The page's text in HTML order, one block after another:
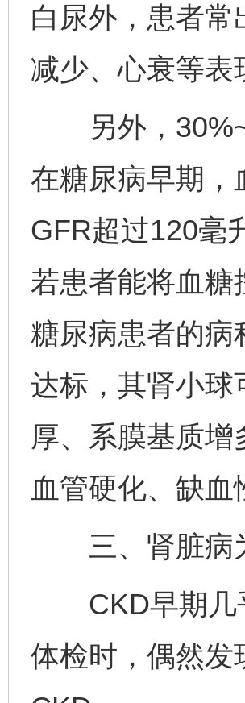
白尿外，患者
减少、心衰等表
另外，
在糖尿病早期，
GFR超过120毫
若患者能将血糖
糖尿病患者的病
达标，其肾小球
厚、系膜基质
血管硬化、缺
三、肾脏病
CKD早期几
体检时，偶然发